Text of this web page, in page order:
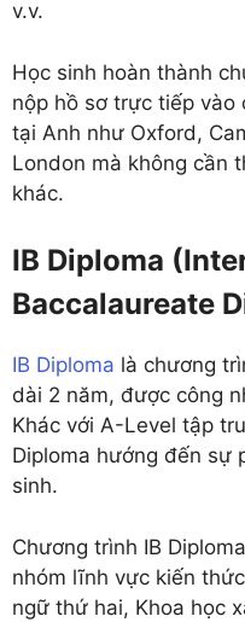
v.v.
Học sinh hoàn thành
nộp hồ sơ trực tiếp vào
tại Anh như Oxford,
London mà không cần
khác.
IB Diploma
Baccalaureate
IB Diploma là chương
dài 2 năm, được công
Khác với A-Level tập
Diploma hướng đến sự
sinh.
Chương trình IB
nhóm lĩnh vực kiến
ngữ thứ hai, Khoa học